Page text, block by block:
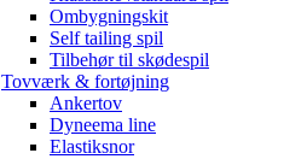
Ombygningskit
Self tailing spil
Tilbehør til skødespil
Tovværk & fortøjning
Ankertov
Dyneema line
Elastiksnor